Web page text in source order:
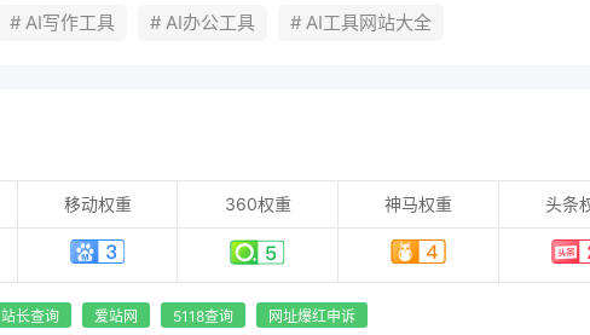
# AI写作工具 # AI办公工具 # AI工具网站大全
移动权重 360权重 神马权重 头条
站长查询 爱站网 5118查询 网址爆红申诉